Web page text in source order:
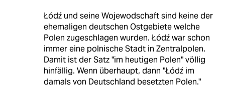
Łódź und seine Wojewodschaft sind keine der
ehemaligen deutschen Ostgebiete welche
Polen zugeschlagen wurden. Łódź war schon
immer eine polnische Stadt in Zentralpolen.
Damit ist der Satz "im heutigen Polen" völlig
hinfällig. Wenn überhaupt, dann "Łódź im
damals von Deutschland besetzten Polen."